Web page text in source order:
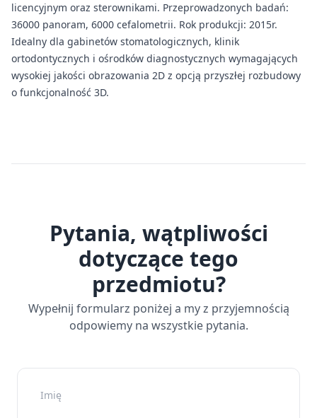
licencyjnym oraz sterownikami. Przeprowadzonych badań:
36000 panoram, 6000 cefalometrii. Rok produkcji: 2015r.
Idealny dla gabinetów stomatologicznych, klinik
ortodontycznych i ośrodków diagnostycznych wymagających
wysokiej jakości obrazowania 2D z opcją przyszłej rozbudowy
o funkcjonalność 3D.
Pytania, wątpliwości
dotyczące tego
przedmiotu?
Wypełnij formularz poniżej a my z przyjemnością
odpowiemy na wszystkie pytania.